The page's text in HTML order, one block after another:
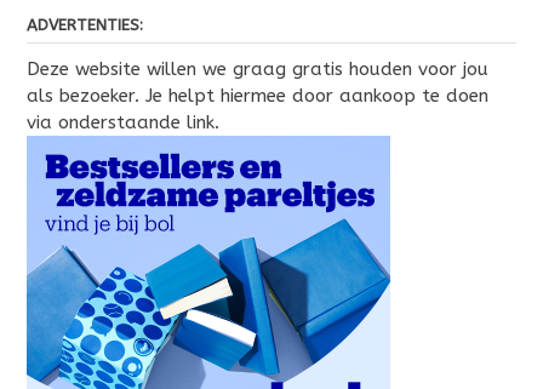
ADVERTENTIES:
Deze website willen we graag gratis houden voor jou
als bezoeker. Je helpt hiermee door aankoop te doen
via onderstaande link.